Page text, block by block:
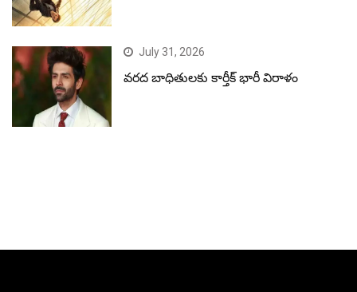
July 31, 2026
వరద బాధితులకు కార్తీక్ భారీ విరాళం